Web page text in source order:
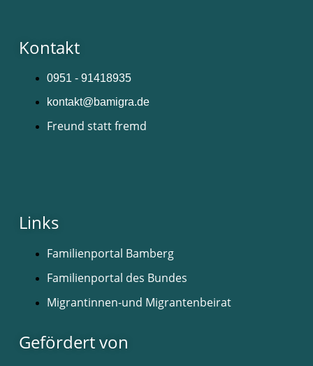
Kontakt
0951 - 91418935
kontakt@bamigra.de
Freund statt fremd
Links
Familienportal Bamberg
Familienportal des Bundes
Migrantinnen-und Migrantenbeirat
Gefördert von